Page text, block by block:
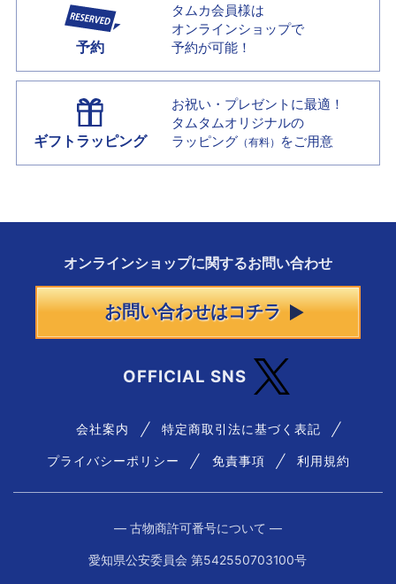
予約
タムカ会員様は
オンラインショップで
予約が可能！
ギフトラッピング
お祝い・プレゼントに最適！
タムタムオリジナルの
ラッピング （有料） をご用意
オンラインショップに関するお問い合わせ
お問い合わせはコチラ
OFFICIAL SNS
会社案内 特定商取引法に基づく表記
プライバシーポリシー 免責事項 利用規約
― 古物商許可番号について ―
愛知県公安委員会 第542550703100号